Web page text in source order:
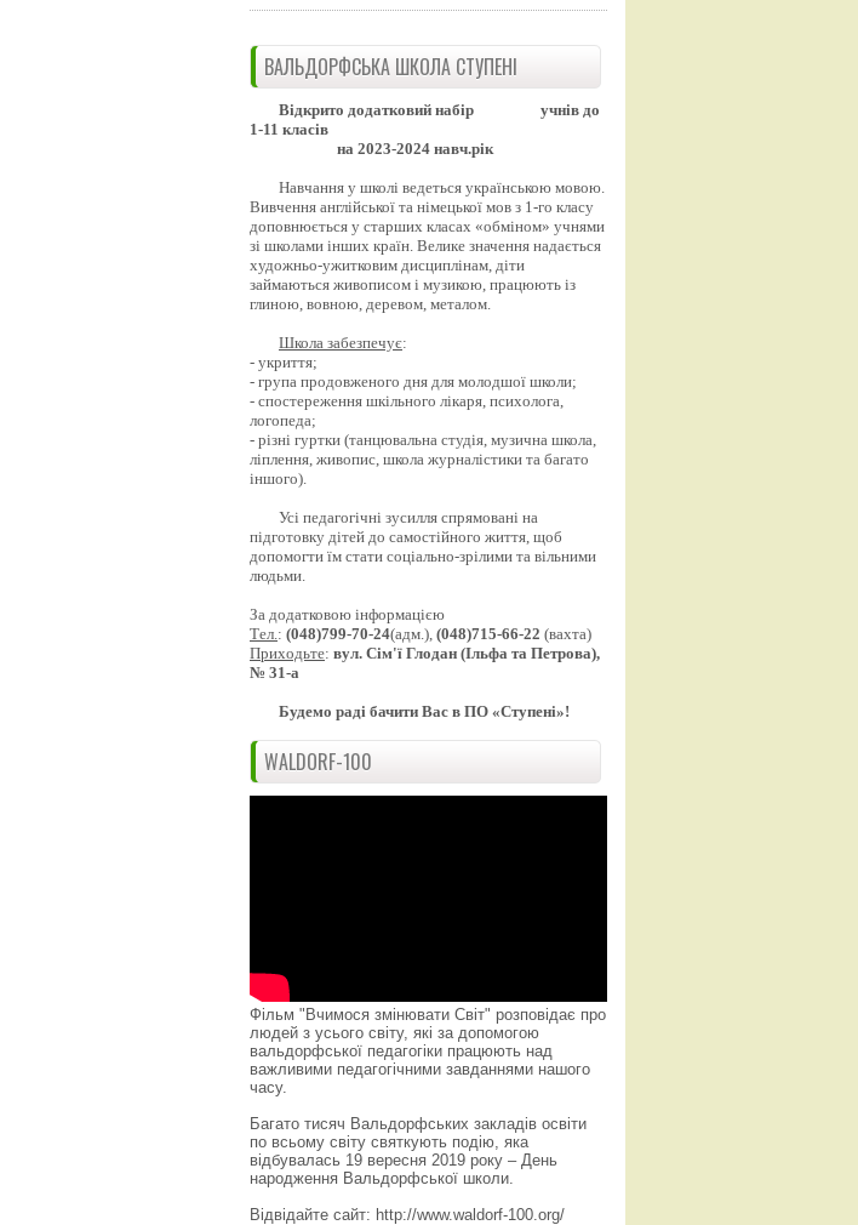
ВАЛЬДОРФСЬКА ШКОЛА СТУПЕНІ
Відкрито додатковий набір
учнів до
1-11 класів
на 2023-2024 навч.рік
Навчання у школі ведеться українською мовою.
Вивчення англійської та німецької мов з 1-го класу
доповнюється у старших класах «обміном» учнями
зі школами інших країн. Велике значення надається
художньо-ужитковим дисциплінам, діти
займаються живописом і музикою, працюють із
глиною, вовною, деревом, металом.
Школа забезпечує:
- укриття;
- група продовженого дня для молодшої школи;
- спостереження шкільного лікаря, психолога,
логопеда;
- різні гуртки (танцювальна студія, музична школа,
ліплення, живопис, школа журналістики та багато
іншого).
Усі педагогічні зусилля спрямовані на
підготовку дітей до самостійного життя, щоб
допомогти їм стати соціально-зрілими та вільними
людьми.
За додатковою інформацією
Тел. : (048)799-70-24(адм.), (048)715-66-22 (вахта)
Приходьте: вул. Сім'ї Глодан (Ільфа та Петрова),
№ 31-а
Будемо раді бачити Вас в ПО «Ступені»!
WALDORF-100
Фільм "Вчимося змінювати Світ" розповідає про
людей з усього світу, які за допомогою
вальдорфської педагогіки працюють над
важливими педагогічними завданнями нашого
часу.
Багато тисяч Вальдорфських закладів освіти
по всьому світу святкують подію, яка
відбувалась 19 вересня 2019 року – День
народження Вальдорфської школи.
Відвідайте сайт: http://www.waldorf-100.org/